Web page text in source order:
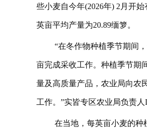
些小麦自今年(2026年) 2月开
英亩平均产量为20.89缅箩。
“在冬作物种植季节期间
亩完成采收工作。种植季节期
量及高质量产品，农业局向农
工作。”实皆专区农业局负责人
在当地，每英亩小麦的种